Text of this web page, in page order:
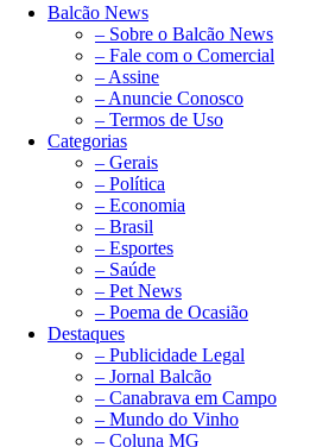
Balcão News
– Sobre o Balcão News
– Fale com o Comercial
– Assine
– Anuncie Conosco
– Termos de Uso
Categorias
– Gerais
– Política
– Economia
– Brasil
– Esportes
– Saúde
– Pet News
– Poema de Ocasião
Destaques
– Publicidade Legal
– Jornal Balcão
– Canabrava em Campo
– Mundo do Vinho
– Coluna MG